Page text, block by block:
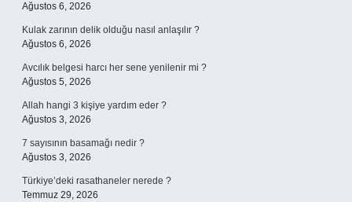
Ağustos 6, 2026
Kulak zarının delik olduğu nasıl anlaşılır ?
Ağustos 6, 2026
Avcılık belgesi harcı her sene yenilenir mi ?
Ağustos 5, 2026
Allah hangi 3 kişiye yardım eder ?
Ağustos 3, 2026
7 sayısının basamağı nedir ?
Ağustos 3, 2026
Türkiye’deki rasathaneler nerede ?
Temmuz 29, 2026